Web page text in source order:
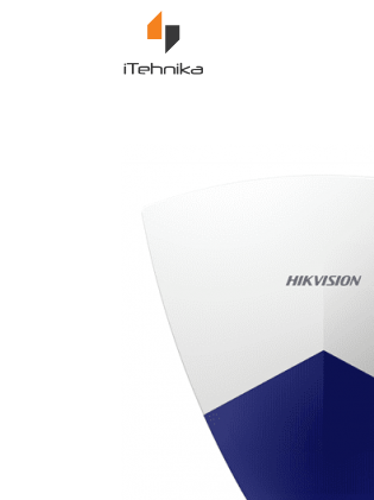
https://itehnika.ba/proizvodi